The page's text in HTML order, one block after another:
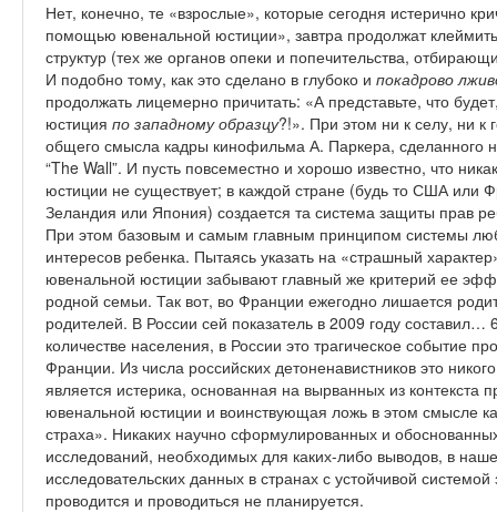
Нет, конечно, те «взрослые», которые сегодня истерично
помощью ювенальной юстиции», завтра продолжат
структур (тех же органов опеки и попечительства,
И подобно тому, как это сделано в глубоко и покадрово
продолжать лицемерно причитать: «А представьте, что
юстиция по западному образцу?!». При этом ни к селу, ни к
общего смысла кадры кинофильма А. Паркера, сделанного
“The Wall”. И пусть повсеместно и хорошо известно, что
юстиции не существует; в каждой стране (будь то США или
Зеландия или Япония) создается та система защиты прав
При этом базовым и самым главным принципом системы
интересов ребенка. Пытаясь указать на «страшный
ювенальной юстиции забывают главный же критерий ее
родной семьи. Так вот, во Франции ежегодно лишается
родителей. В России сей показатель в 2009 году
количестве населения, в России это трагическое событие
Франции. Из числа российских детоненавистников это
является истерика, основанная на вырванных из контекста
ювенальной юстиции и воинствующая ложь в этом смысле
страха». Никаких научно сформулированных и
исследований, необходимых для каких-либо выводов, в
исследовательских данных в странах с устойчивой
проводится и проводиться не планируется.